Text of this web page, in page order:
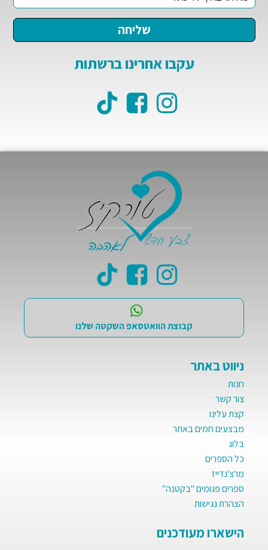
עקבו אחרינו ברשתות
קבוצת הוואטסאפ השקטה שלנו
ניווט באתר
חנות
צור קשר
קצת עלינו
מבצעים חמים באתר
בלוג
כל הספרים
מרצ'נדייז
ספרים פגומים "בקטנה"
הצהרת נגישות
הישארו מעודכנים